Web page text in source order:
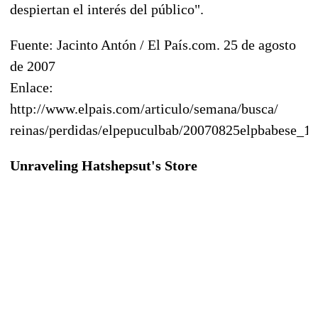
despiertan el interés del público".
Fuente: Jacinto Antón / El País.com. 25 de agosto
de 2007
Enlace:
http://www.elpais.com/articulo/semana/busca/
reinas/perdidas/elpepuculbab/20070825elpbabese_1/
Unraveling Hatshepsut's Store